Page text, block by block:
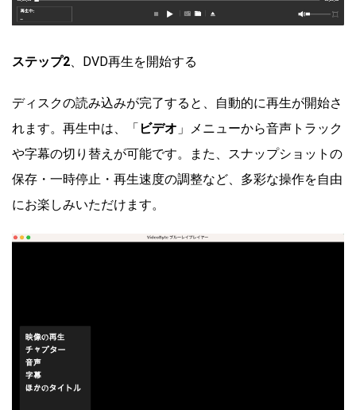
ステップ2、DVD再生を開始する
ディスクの読み込みが完了すると、自動的に再生が開始さ
れます。再生中は、「 ビデオ 」メニューから音声トラック
や字幕の切り替えが可能です。また、スナップショットの
保存・一時停止・再生速度の調整など、多彩な操作を自由
にお楽しみいただけます。